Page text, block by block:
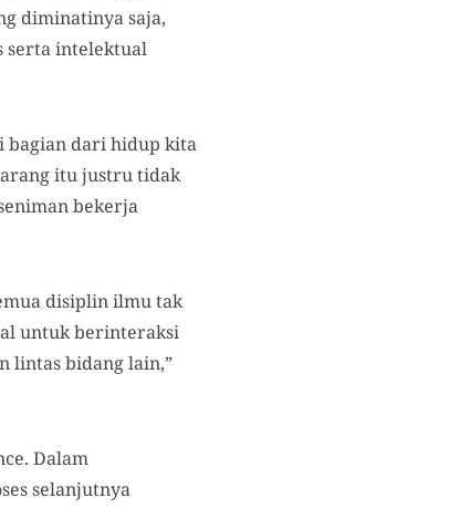
diminatinya saja,
serta intelektual
bagian dari hidup kita
itu justru tidak
bekerja
disiplin ilmu tak
untuk berinteraksi
lintas bidang lain,”
Dalam
selanjutnya